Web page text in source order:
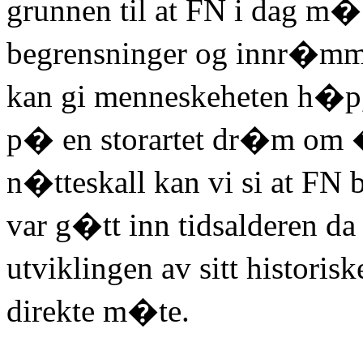
grunnen til at FN i dag
begrensninger og
kan gi menneskeheten
p� en storartet dr�m om
n�tteskall kan vi si at FN
var g�tt inn tidsalderen
utviklingen av sitt
direkte m�te.